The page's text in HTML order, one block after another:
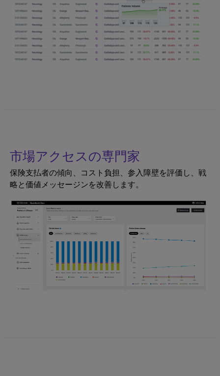
市場アクセスの専門家
保険支払者の傾向、コスト負担、参入障壁を評価し、戦
略と価値メッセージンを改善します。